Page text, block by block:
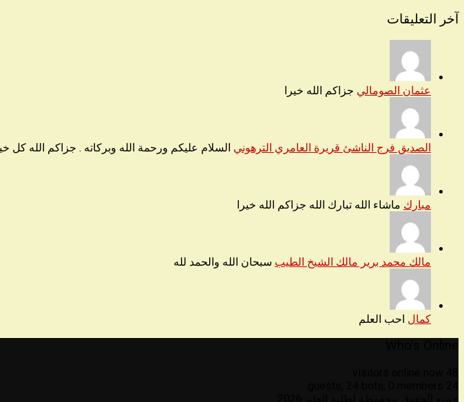
آخر التعليقات
عثمان الصومالي جزاكم الله خيرا
الصديق فرج الناشئ قريرة العامري الترهوني السلام عليكم ورحمة الله وبركاته . جزاكم الله كل
مبارك ماشاء الله تبارك الله جزاكم الله خيرا
مالك محمد برير مالك الشيخ الطيب سبحان الله والحمد لله
كمال احب العلم